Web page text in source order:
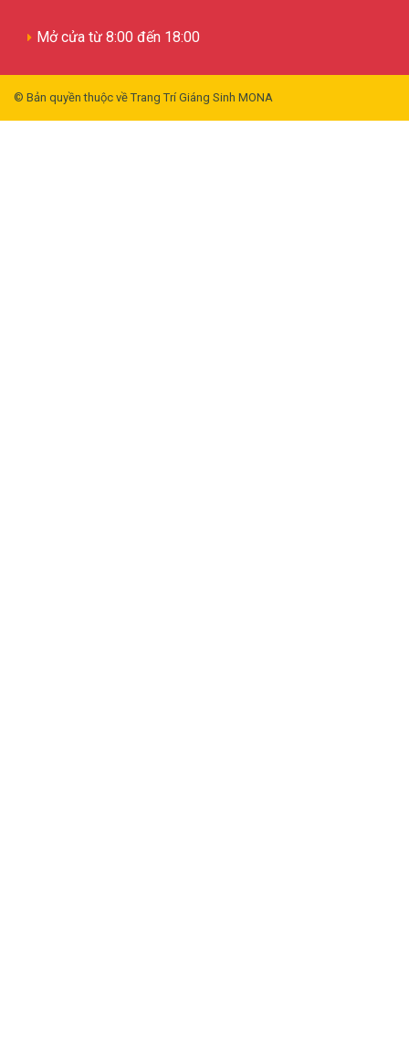
Mở cửa từ 8:00 đến 18:00
© Bản quyền thuộc về Trang Trí Giáng Sinh MONA